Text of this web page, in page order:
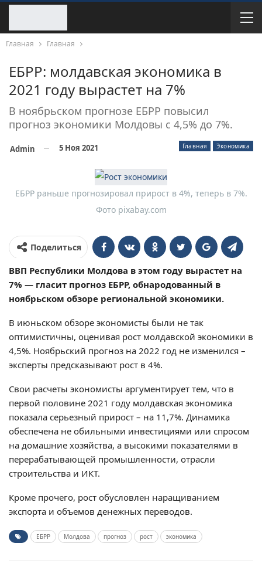
Главная Главная
ЕБРР: молдавская экономика в
2021 году вырастет на 7%
В ноябрьском прогнозе ЕБРР повысил
прогноз экономики Молдовы с 4,5% до 7%.
Главная Экономика
Admin 5 Ноя 2021
ЕБРР раньше прогнозировал прирост в 4%, теперь в 7%.
Фото pixabay.com
Поделиться
ВВП Республики Молдова в этом году вырастет на
7% — гласит прогноз ЕБРР, обнародованный в
ноябрьском обзоре региональной экономики.
В июньском обзоре экономисты были не так
оптимистичны, оценивая рост молдавской экономики в
4,5%. Ноябрьский прогноз на 2022 год не изменился –
эксперты предсказывают рост в 4%.
Свои расчеты экономисты аргументирует тем, что в
первой половине 2021 году молдавская экономика
показала серьезный прирост – на 11,7%. Динамика
обеспечена не обильными инвестициями или спросом
на домашние хозяйства, а высокими показателями в
перерабатывающей промышленности, отрасли
строительства и ИКТ.
Кроме прочего, рост обусловлен наращиванием
экспорта и объемов денежных переводов.
ЕБРР Молдова прогноз рост экономика